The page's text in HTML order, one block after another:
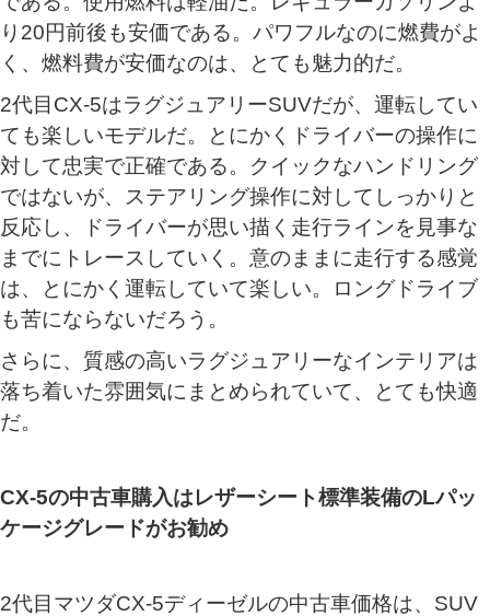
り20円前後も安価である。パワフルなのに燃費がよ
く、燃料費が安価なのは、とても魅力的だ。
2代目CX-5はラグジュアリーSUVだが、運転してい
ても楽しいモデルだ。とにかくドライバーの操作に
対して忠実で正確である。クイックなハンドリング
ではないが、ステアリング操作に対してしっかりと
反応し、ドライバーが思い描く走行ラインを見事な
までにトレースしていく。意のままに走行する感覚
は、とにかく運転していて楽しい。ロングドライブ
も苦にならないだろう。
さらに、質感の高いラグジュアリーなインテリアは
落ち着いた雰囲気にまとめられていて、とても快適
だ。
CX-5の中古車購入はレザーシート標準装備のLパッ
ケージグレードがお勧め
2代目マツダCX-5ディーゼルの中古車価格は、SUV